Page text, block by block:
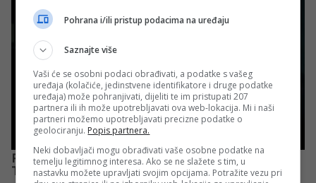
Pohrana i/ili pristup podacima na uređaju
Saznajte više
Vaši će se osobni podaci obrađivati, a podatke s vašeg
uređaja (kolačiće, jedinstvene identifikatore i druge podatke
uređaja) može pohranjivati, dijeliti te im pristupati 207
partnera ili ih može upotrebljavati ova web-lokacija. Mi i naši
partneri možemo upotrebljavati precizne podatke o
geolociranju. Popis partnera.
Neki dobavljači mogu obrađivati vaše osobne podatke na
temelju legitimnog interesa. Ako se ne slažete s tim, u
nastavku možete upravljati svojim opcijama. Potražite vezu pri